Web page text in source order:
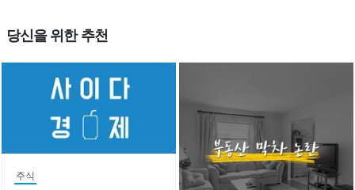
당신을 위한 추천
주식